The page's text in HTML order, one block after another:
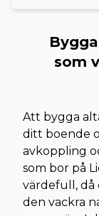
som
Att bygga
ditt boende
avkoppling
som bor på
värdefull, då
den vackra